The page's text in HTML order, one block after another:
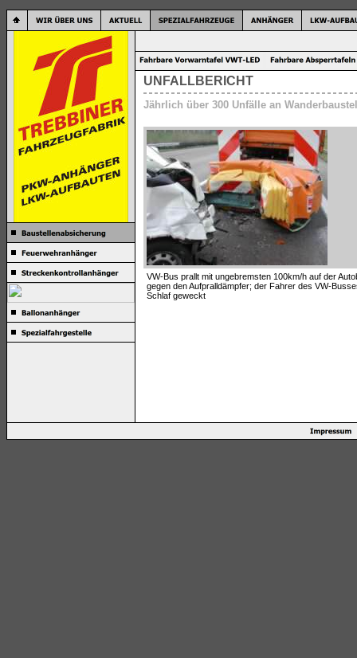
UNFALLBERICHT
Jährlich über 300 Unfälle an
VW-Bus prallt mit ungebremsten 100km/h auf der
gegen den Aufpralldämpfer; der Fahrer des VW-
Schlaf geweckt